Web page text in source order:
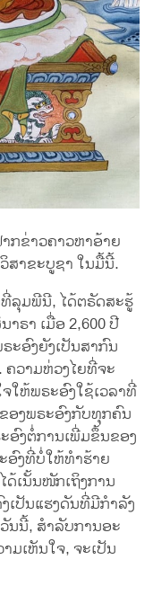
ກຂ່າວຄາວຫາອ້າຍ
ສາຂະບູຊາ ໃນມື້ນີ້.
ລຸມພີນີ, ໄດ້ຕຣັດສະຮູ້
ຣາ ເມື່ອ 2,600 ປີ
ະອົງຍັງເປັນສາກົນ
ວາມຫ່ວງໄຍທີ່ຈະ
ໃຫ້ພຣະອົງໃຊ້ເວລາທີ່
ອງພຣະອົງກັບທຸກຄົນ
ງຕໍ່ການເພີ່ມຂຶ້ນຂອງ
ອົງທີ່ບໍ່ໃຫ້ທຳຮ້າຍ
ດ້ເນັ້ນໜັກເຖິງການ
ເປັນແຮງດັນທີ່ມີກຳລັງ
ນນີ້, ສຳລັບການອະ
ມເຫັນໃຈ, ຈະເປັນ